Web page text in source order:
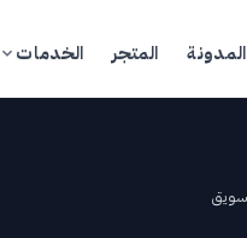
المدونة المتجر الخدمات